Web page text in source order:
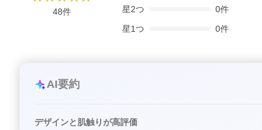
48件
星2つ 0件
星1つ 0件
AI要約
デザインと肌触りが高評価